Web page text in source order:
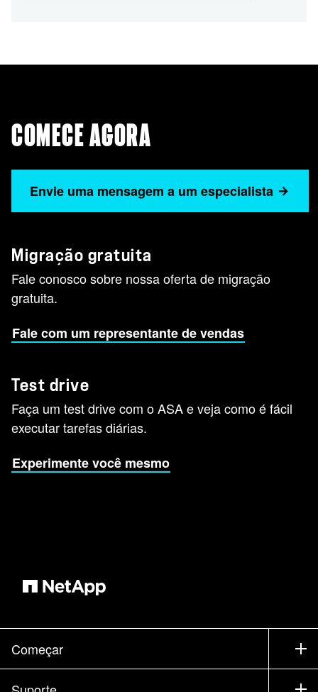
COMECE AGORA
Envie uma mensagem a um especialista
Migração gratuita
Fale conosco sobre nossa oferta de migração
gratuita.
Fale com um representante de vendas
Test drive
Faça um test drive com o ASA e veja como é fácil
executar tarefas diárias.
Experimente você mesmo
Começar
Como comprar